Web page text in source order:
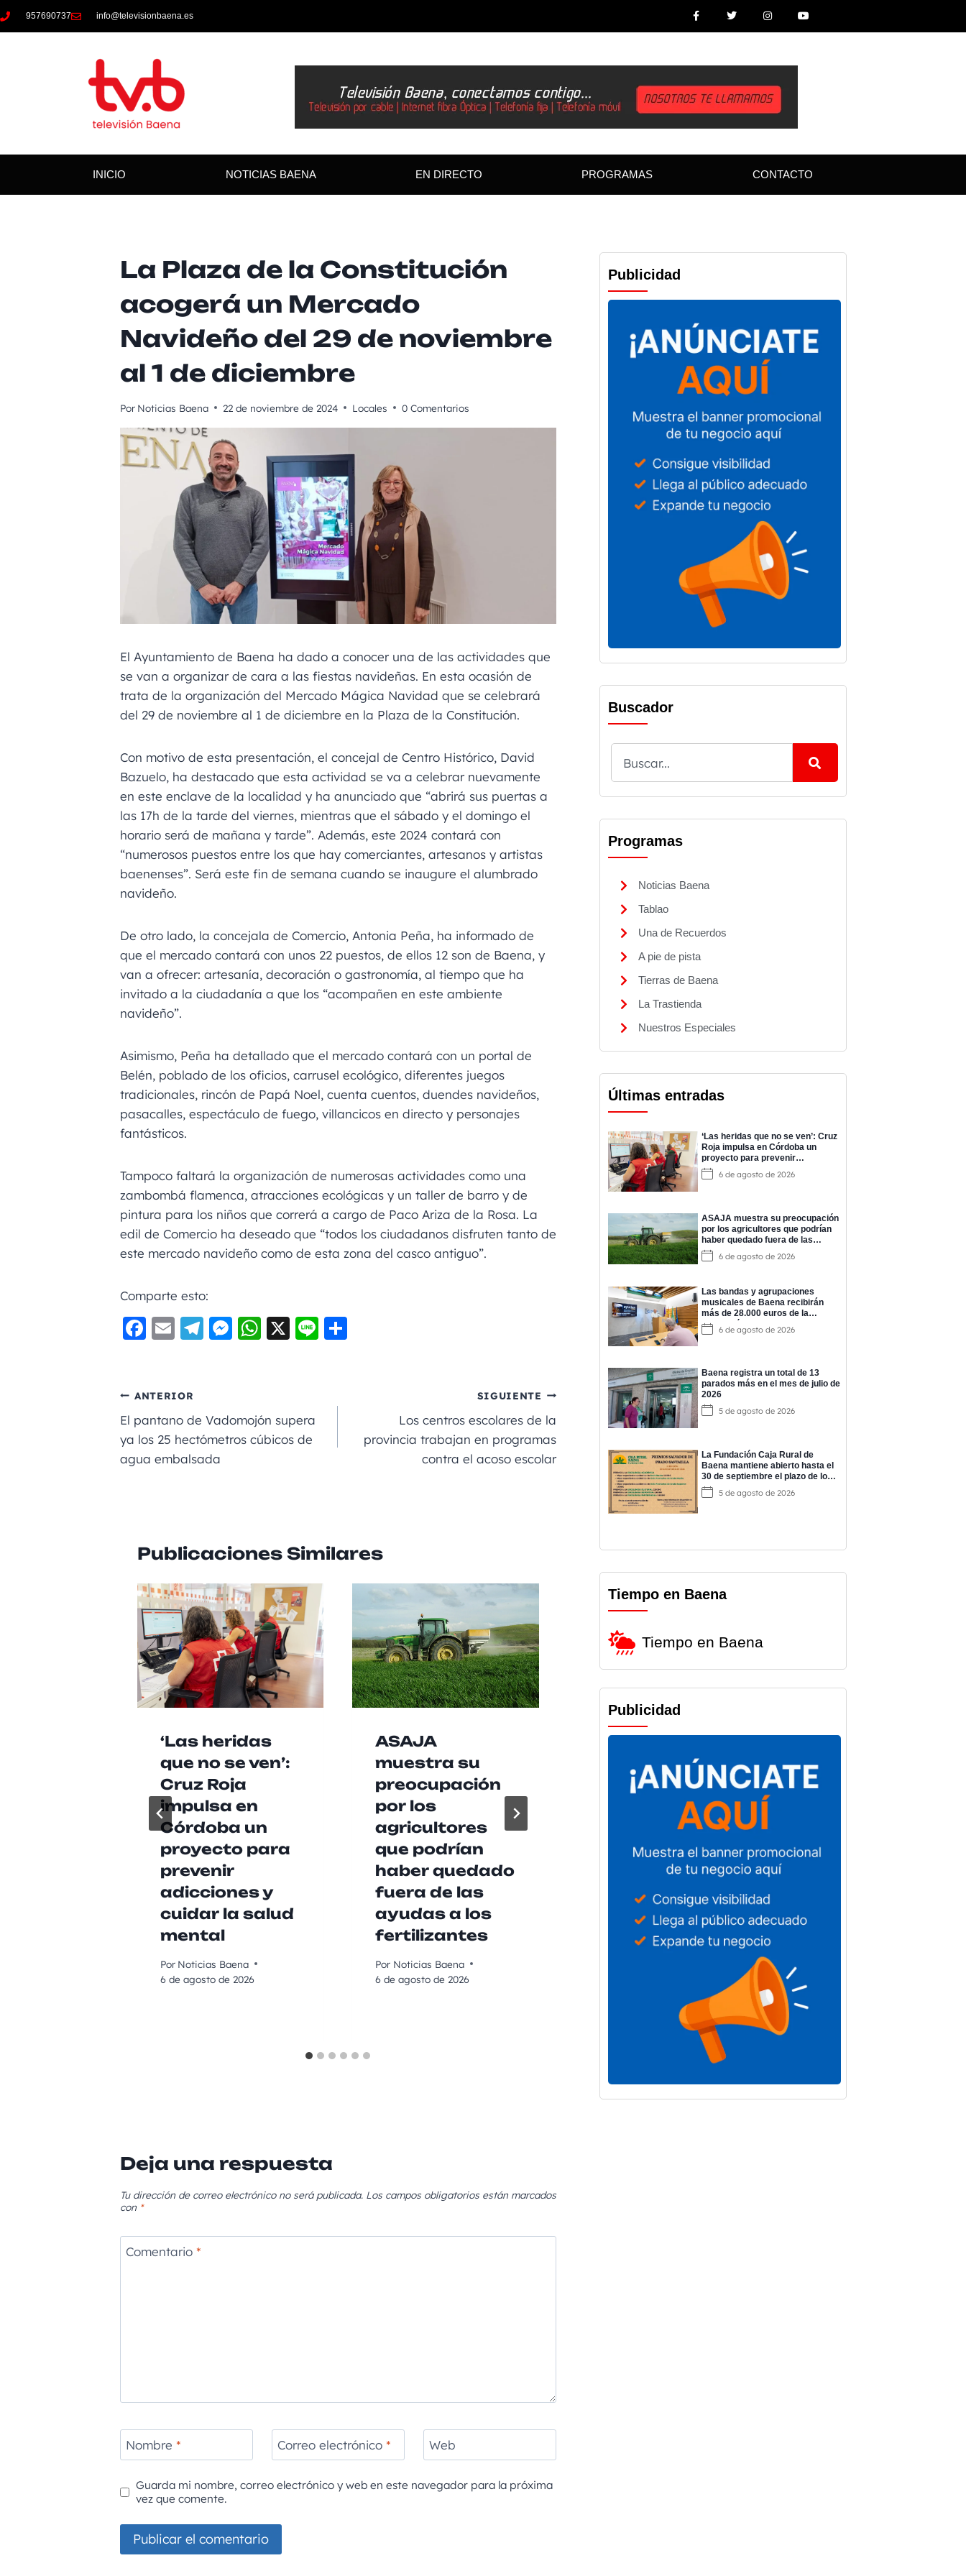
957690737 info@televisionbaena.es
INICIO NOTICIAS BAENA EN DIRECTO PROGRAMAS CONTACTO
La Plaza de la Constitución
acogerá un Mercado
Navideño del 29 de noviembre
al 1 de diciembre
Por Noticias Baena 22 de noviembre de 2024 Locales 0 Comentarios
El Ayuntamiento de Baena ha dado a conocer una de las actividades que
se van a organizar de cara a las fiestas navideñas. En esta ocasión de
trata de la organización del Mercado Mágica Navidad que se celebrará
del 29 de noviembre al 1 de diciembre en la Plaza de la Constitución.
Con motivo de esta presentación, el concejal de Centro Histórico, David
Bazuelo, ha destacado que esta actividad se va a celebrar nuevamente
en este enclave de la localidad y ha anunciado que “abrirá sus puertas a
las 17h de la tarde del viernes, mientras que el sábado y el domingo el
horario será de mañana y tarde”. Además, este 2024 contará con
“numerosos puestos entre los que hay comerciantes, artesanos y artistas
baenenses”. Será este fin de semana cuando se inaugure el alumbrado
navideño.
De otro lado, la concejala de Comercio, Antonia Peña, ha informado de
que el mercado contará con unos 22 puestos, de ellos 12 son de Baena, y
van a ofrecer: artesanía, decoración o gastronomía, al tiempo que ha
invitado a la ciudadanía a que los “acompañen en este ambiente
navideño”.
Asimismo, Peña ha detallado que el mercado contará con un portal de
Belén, poblado de los oficios, carrusel ecológico, diferentes juegos
tradicionales, rincón de Papá Noel, cuenta cuentos, duendes navideños,
pasacalles, espectáculo de fuego, villancicos en directo y personajes
fantásticos.
Tampoco faltará la organización de numerosas actividades como una
zambombá flamenca, atracciones ecológicas y un taller de barro y de
pintura para los niños que correrá a cargo de Paco Ariza de la Rosa. La
edil de Comercio ha deseado que “todos los ciudadanos disfruten tanto de
este mercado navideño como de esta zona del casco antiguo”.
Comparte esto:
F
e
b
o
o
E
l
Te
m
M
n
g
W
A
p
X Li C
rt
ANTERIOR
El pantano de Vadomojón supera
ya los 25 hectómetros cúbicos de
agua embalsada
SIGUIENTE
Los centros escolares de la
provincia trabajan en programas
contra el acoso escolar
Publicaciones Similares
‘Las heridas
que no se ven’:
Cruz Roja
impulsa en
Córdoba un
proyecto para
prevenir
adicciones y
cuidar la salud
mental
Por Noticias Baena
6 de agosto de 2026
ASAJA
muestra su
preocupación
por los
agricultores
que podrían
haber quedado
fuera de las
ayudas a los
fertilizantes
Por Noticias Baena
6 de agosto de 2026
Las bandas y
agrupaciones
musicales de
recibirán más
de 28.000
euros de la
Diputación
para impulsar
su actividad
Baena registra
un total de 13
parados más
Por
Deja una respuesta
Tu dirección de correo electrónico no será publicada. Los campos obligatorios están marcados
con *
Comentario *
Nombre * Correo electrónico* Web
Guarda mi nombre, correo electrónico y web en este navegador para la próxima
vez que comente.
Publicidad
Buscador
Programas
Noticias Baena
Tablao
Una de Recuerdos
A pie de pista
Tierras de Baena
La Trastienda
Nuestros Especiales
Últimas entradas
‘Las heridas que no se ven’: Cruz
Roja impulsa en Córdoba un
proyecto para prevenir
adicciones y cuidar la salud
mental6 de agosto de 2026
ASAJA muestra su preocupación
por los agricultores que podrían
haber quedado fuera de las
ayudas a los fertilizantes
6 de agosto de 2026
Las bandas y agrupaciones
musicales de Baena recibirán
más de 28.000 euros de la
Diputación para impulsar su
actividad6 de agosto de 2026
Baena registra un total de 13
parados más en el mes de julio de
2026
5 de agosto de 2026
La Fundación Caja Rural de
Baena mantiene abierto hasta el
30 de septiembre el plazo de los
‘Premios Salvador de Prado’
5 de agosto de 2026
Tiempo en Baena
Tiempo en Baena
Publicidad